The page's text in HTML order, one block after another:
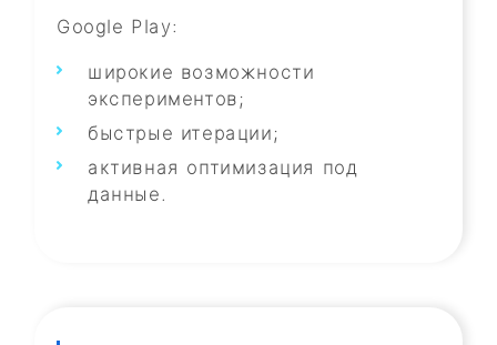
Google Play:
широкие возможности
экспериментов;
быстрые итерации;
активная оптимизация под
данные.